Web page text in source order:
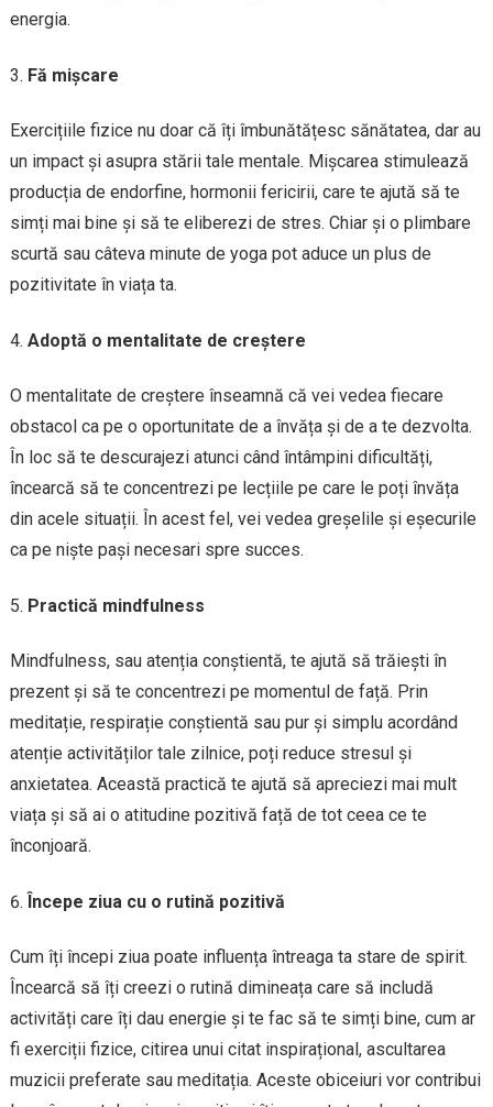
energia.
Fă mișcare
Exercițiile fizice nu doar că îți îmbunătățesc sănătatea, dar au
un impact și asupra stării tale mentale. Mișcarea stimulează
producția de endorfine, hormonii fericirii, care te ajută să te
simți mai bine și să te eliberezi de stres. Chiar și o plimbare
scurtă sau câteva minute de yoga pot aduce un plus de
pozitivitate în viața ta.
Adoptă o mentalitate de creștere
O mentalitate de creștere înseamnă că vei vedea fiecare
obstacol ca pe o oportunitate de a învăța și de a te dezvolta.
În loc să te descurajezi atunci când întâmpini dificultăți,
încearcă să te concentrezi pe lecțiile pe care le poți învăța
din acele situații. În acest fel, vei vedea greșelile și eșecurile
ca pe niște pași necesari spre succes.
Practică mindfulness
Mindfulness, sau atenția conștientă, te ajută să trăiești în
prezent și să te concentrezi pe momentul de față. Prin
meditație, respirație conștientă sau pur și simplu acordând
atenție activităților tale zilnice, poți reduce stresul și
anxietatea. Această practică te ajută să apreciezi mai mult
viața și să ai o atitudine pozitivă față de tot ceea ce te
înconjoară.
Începe ziua cu o rutină pozitivă
Cum îți începi ziua poate influența întreaga ta stare de spirit.
Încearcă să îți creezi o rutină dimineața care să includă
activități care îți dau energie și te fac să te simți bine, cum ar
fi exerciții fizice, citirea unui citat inspirațional, ascultarea
muzicii preferate sau meditația. Aceste obiceiuri vor contribui